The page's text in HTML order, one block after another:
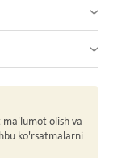
olish va
ko'rsatmalarni